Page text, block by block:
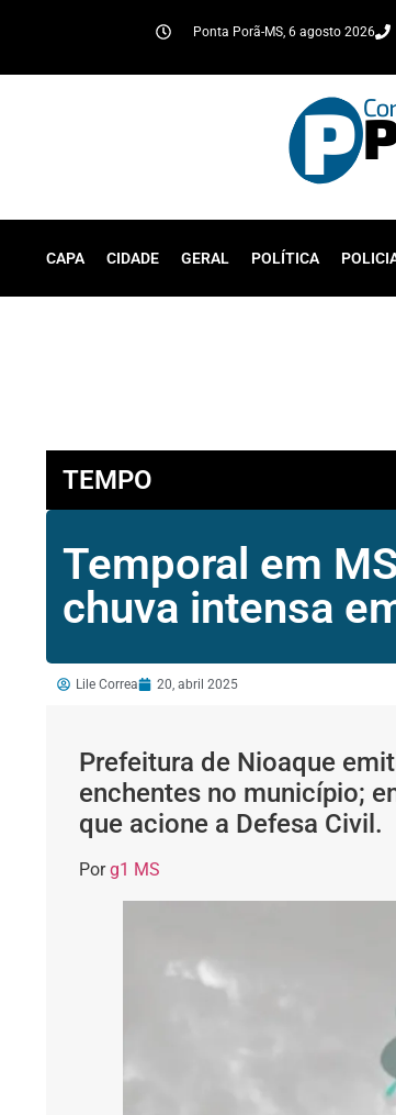
Ponta Porã-MS, 6 agosto 2026
CAPA CIDADE GERAL POLÍTICA
TEMPO
Temporal em
chuva intensa
Lile Correa 20, abril 2025
Prefeitura de Nioaque
enchentes no município;
que acione a Defesa Civil.
Porg1 MS